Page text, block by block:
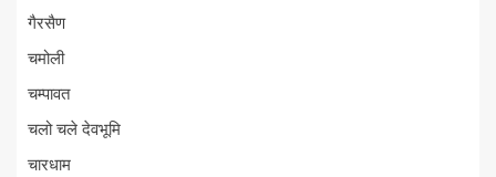
गैरसैण
चमोली
चम्पावत
चलो चले देवभूमि
चारधाम